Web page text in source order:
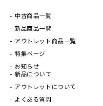
中古商品一覧
新品商品一覧
アウトレット商品一覧
特集ページ
お知らせ
新品について
アウトレットについて
よくある質問